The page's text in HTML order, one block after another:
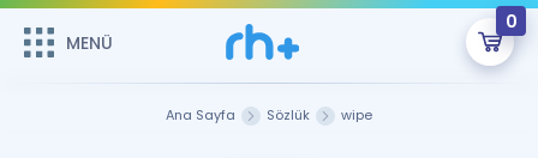
MENÜ
0
MENÜ
Ana Sayfa Sözlük wipe